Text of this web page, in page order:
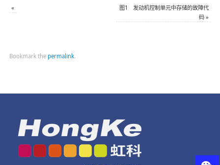
«
图1 发动机控制单元中存储的故障代
码 »
Bookmark the permalink.